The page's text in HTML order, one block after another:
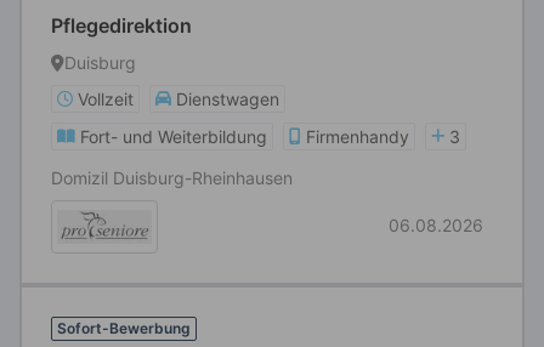
Pflegedirektion
Duisburg
Vollzeit
Dienstwagen
Fort- und Weiterbildung
Firmenhandy
3
Domizil Duisburg-Rheinhausen
06.08.2026
Sofort-Bewerbung